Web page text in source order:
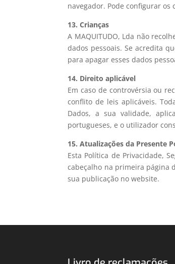
navegador. Pode configurar os
13. Crianças
A MAQUITUDO, Lda não
dados pessoais. Se acredita
para apagar esses dados
14. Direito aplicável
Em caso de controvérsia ou
conflito de leis aplicáveis.
Dados, a sua validade,
portugueses, e o utilizador
15. Atualizações da Presente
Esta Política de Privacidade,
cabeçalho na primeira página
sua publicação no website.